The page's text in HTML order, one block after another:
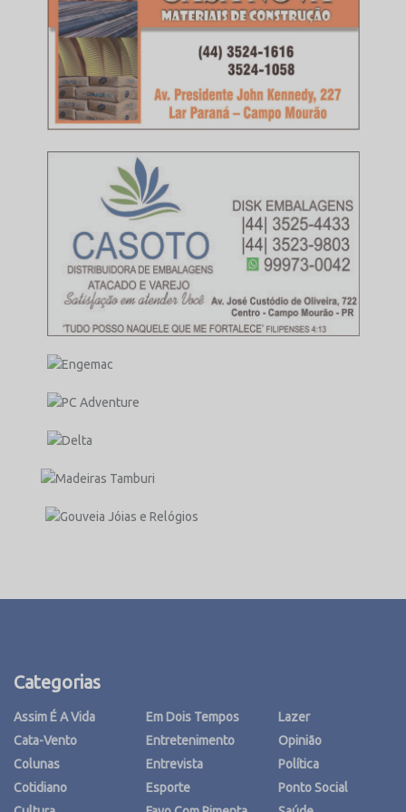
Categorias
Assim É A Vida
Cata-Vento
Colunas
Cotidiano
Em Dois Tempos
Entretenimento
Entrevista
Esporte
Lazer
Opinião
Política
Ponto Social